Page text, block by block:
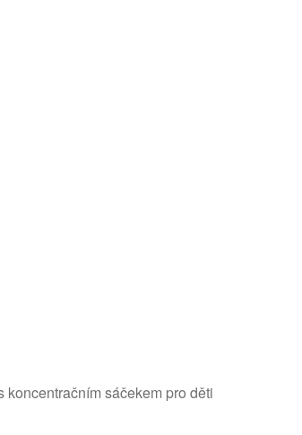
koncentračním sáčekem pro děti